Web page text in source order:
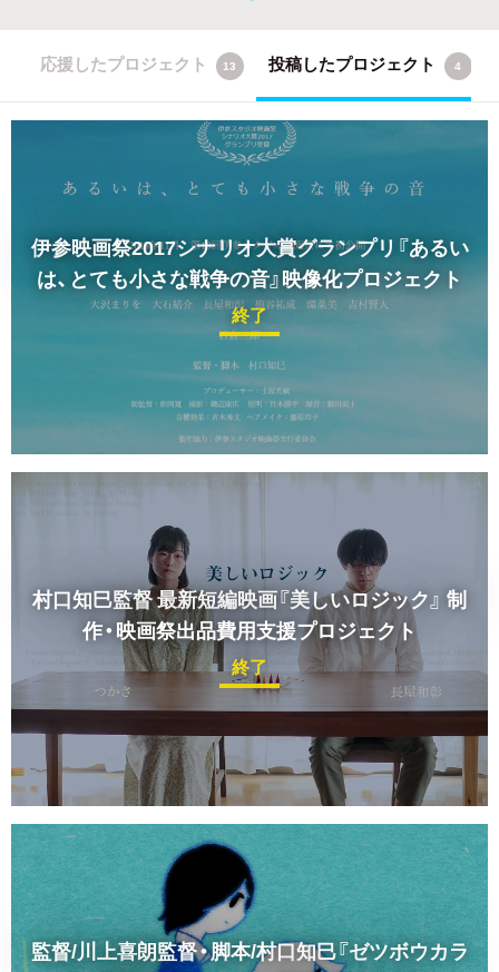
応援したプロジェクト 13 投稿したプロジェクト 4
伊参映画祭2017シナリオ大賞グランプリ『あるい
は、とても小さな戦争の音』映像化プロジェクト
終了
村口知巳監督 最新短編映画『美しいロジック』 制
作・映画祭出品費用支援プロジェクト
終了
監督/川上喜朗監督・脚本/村口知巳『ゼツボウカラ